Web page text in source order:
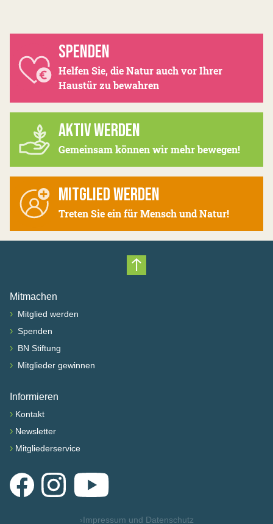
SPENDEN
Helfen Sie, die Natur auch vor Ihrer
Haustür zu bewahren
AKTIV WERDEN
Gemeinsam können wir mehr bewegen!
MITGLIED WERDEN
Treten Sie ein für Mensch und Natur!
Nach oben scrollen
Mitmachen
› Mitglied werden
› Spenden
› BN Stiftung
› Mitglieder gewinnen
Informieren
› Kontakt
› Newsletter
› Mitgliederservice
FacebookInstagramYouTube
›Impressum und Datenschutz